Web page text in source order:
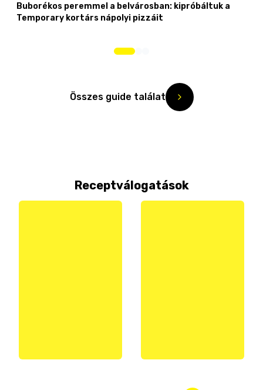
Buborékos peremmel a belvárosban: kipróbáltuk a
Temporary kortárs nápolyi pizzáit
Összes guide találat
Receptválogatások